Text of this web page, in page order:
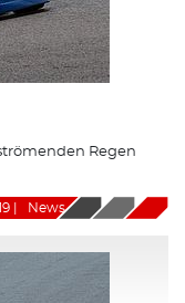
Regen
News